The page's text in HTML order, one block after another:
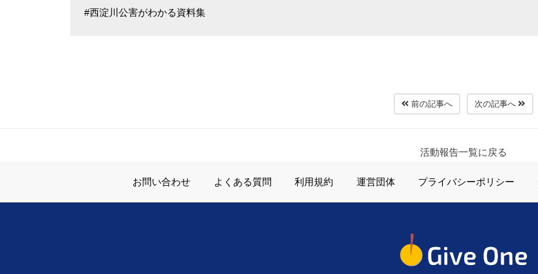
#西淀川公害がわかる資料集
前の記事へ 次の記事へ
活動報告一覧に戻る
お問い合わせ よくある質問 利用規約 運営団体 プライバシーポリシー